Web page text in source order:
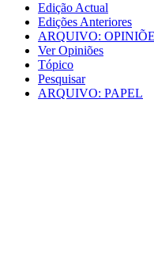
Edição Actual
Edições Anteriores
ARQUIVO:
Ver Opiniões
Tópico
Pesquisar
ARQUIVO: PAPEL